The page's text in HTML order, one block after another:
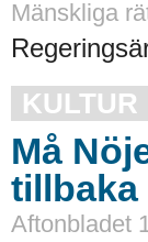
Mänskliga
KULTUR
Må
tillbaka
Aftonbladet